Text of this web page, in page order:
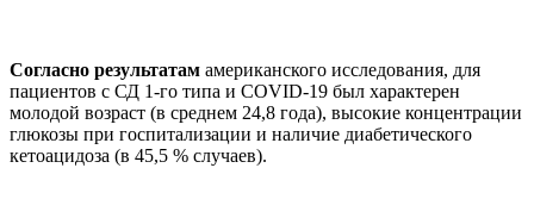
Согласно результатам американского исследования, для
пациентов с СД 1-го типа и COVID-19 был характерен
молодой возраст (в среднем 24,8 года), высокие концентрации
глюкозы при госпитализации и наличие диабетического
кетоацидоза (в 45,5 % случаев).